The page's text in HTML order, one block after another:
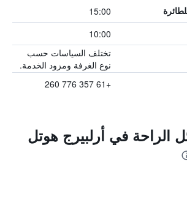
15:00
10:00
تختلف السياسات حسب
نوع الغرفة ومزود الخدمة.
+61 357 776 260
الراحة في أرلبيرج هوتل